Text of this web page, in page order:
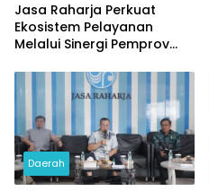
Jasa Raharja Perkuat
Ekosistem Pelayanan
Melalui Sinergi Pemprov
Daerah